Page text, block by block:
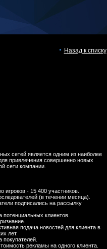
Назад к списку
сетей является одним из наиболее
привлечения совершенно новых
сети компании.
игроков - 15 400 участников.
(в течении месяца).
подписались на рассылку
потенциальных клиентов.
подача новостей для клиента в
лет.
покупателей.
рекламы на одного клиента.